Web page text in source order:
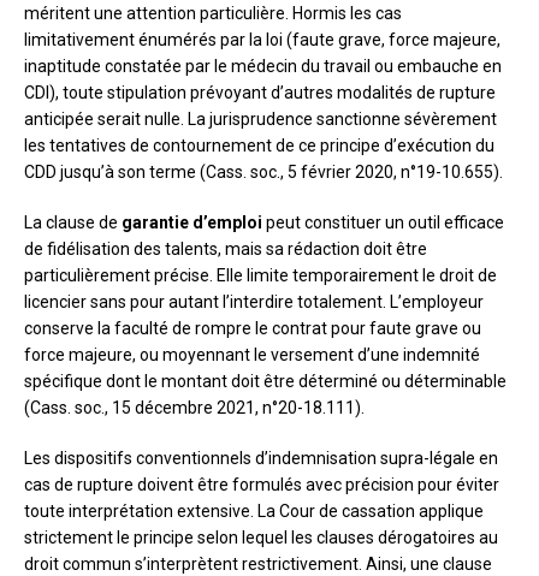
méritent une attention particulière. Hormis les cas
limitativement énumérés par la loi (faute grave, force majeure,
inaptitude constatée par le médecin du travail ou embauche en
CDI), toute stipulation prévoyant d’autres modalités de rupture
anticipée serait nulle. La jurisprudence sanctionne sévèrement
les tentatives de contournement de ce principe d’exécution du
CDD jusqu’à son terme (Cass. soc., 5 février 2020, n°19-10.655).
La clause de garantie d’emploi peut constituer un outil efficace
de fidélisation des talents, mais sa rédaction doit être
particulièrement précise. Elle limite temporairement le droit de
licencier sans pour autant l’interdire totalement. L’employeur
conserve la faculté de rompre le contrat pour faute grave ou
force majeure, ou moyennant le versement d’une indemnité
spécifique dont le montant doit être déterminé ou déterminable
(Cass. soc., 15 décembre 2021, n°20-18.111).
Les dispositifs conventionnels d’indemnisation supra-légale en
cas de rupture doivent être formulés avec précision pour éviter
toute interprétation extensive. La Cour de cassation applique
strictement le principe selon lequel les clauses dérogatoires au
droit commun s’interprètent restrictivement. Ainsi, une clause